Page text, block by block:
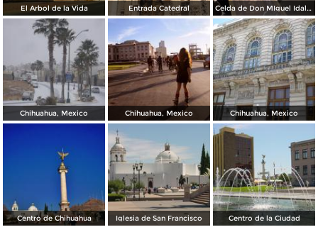
El Arbol de la Vida Entrada Catedral Celda de Don MIguel Idalgo y Costilla
Chihuahua, Mexico Chihuahua, Mexico Chihuahua, Mexico
Centro de Chihuahua Iglesia de San Francisco Centro de la Ciudad